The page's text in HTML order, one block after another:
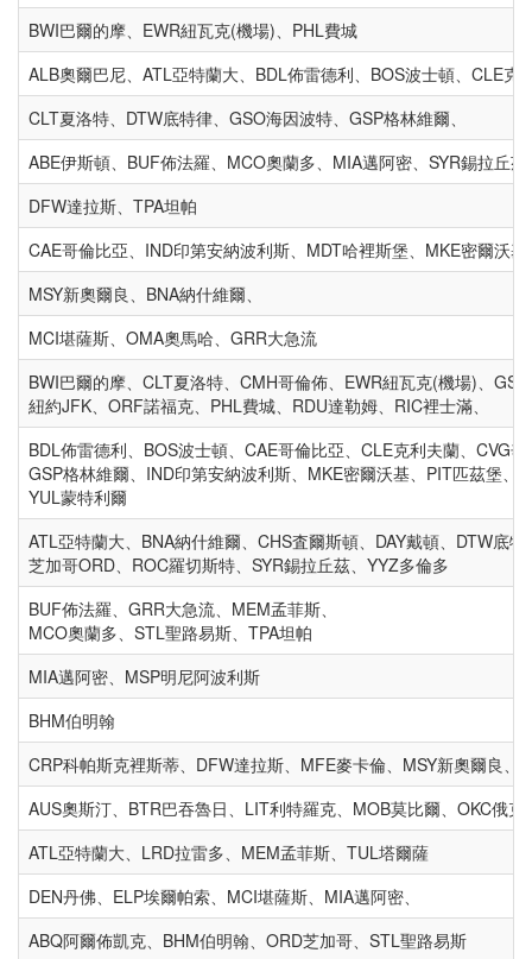
BWI巴爾的摩、EWR紐瓦克(機場)、PHL費城
ALB奧爾巴尼、ATL亞特蘭大、BDL佈雷德利、
CLT夏洛特、DTW底特律、GSO海因波特、
ABE伊斯頓、BUF佈法羅、MCO奧蘭多、MIA邁阿密、SYR錫拉丘
DFW達拉斯、TPA坦帕
CAE哥倫比亞、IND印第安納波利斯、MDT哈裡斯堡、MKE密爾沃
MSY新奧爾良、BNA納什維爾、
MCI堪薩斯、OMA奧馬哈、GRR大急流
BWI巴爾的摩、CLT夏洛特、CMH哥倫佈、EWR紐瓦克(機場)、
紐約JFK、ORF諾福克、PHL費城、RDU達勒姆、RIC裡士滿、
BDL佈雷德利、BOS波士頓、CAE哥倫比亞、CLE克利夫蘭、CVG
GSP格林維爾、IND印第安納波利斯、MKE密爾沃基、PIT匹茲堡、
YUL蒙特利爾
ATL亞特蘭大、BNA納什維爾、CHS査爾斯頓、DAY戴頓、DTW底特
芝加哥ORD、ROC羅切斯特、SYR錫拉丘茲、
BUF佈法羅、GRR大急流、MEM
MCO奧蘭多、STL聖路易斯、TPA坦帕
MIA邁阿密、MSP明尼阿波利斯
BHM伯明翰
CRP科帕斯克裡斯蒂、DFW達拉斯、MFE麥卡倫、MSY新奧爾良、
AUS奧斯汀、BTR巴吞魯日、LIT利特羅克、
ATL亞特蘭大、LRD拉雷多、MEM孟菲斯、TUL塔爾薩
DEN丹佛、ELP埃爾帕索、MCI堪薩斯、MIA邁阿密、
ABQ阿爾佈凱克、BHM伯明翰、ORD芝加哥、STL聖路易斯